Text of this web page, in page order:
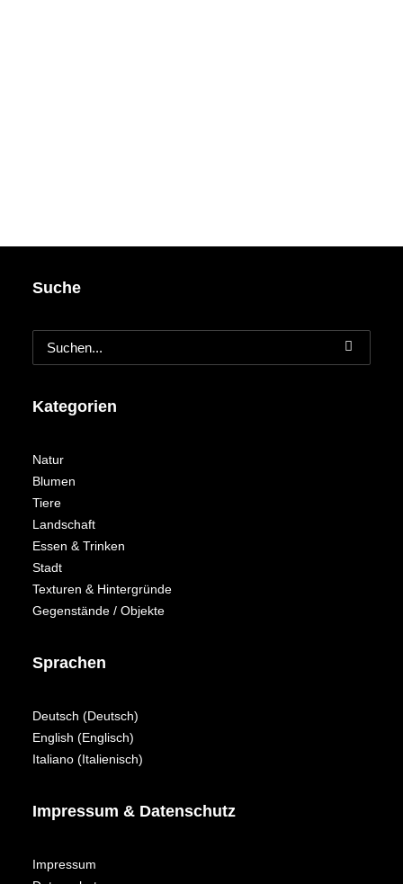
Suche
Kategorien
Natur
Blumen
Tiere
Landschaft
Essen & Trinken
Stadt
Texturen & Hintergründe
Gegenstände / Objekte
Sprachen
Deutsch (Deutsch)
English (Englisch)
Italiano (Italienisch)
Impressum & Datenschutz
Impressum